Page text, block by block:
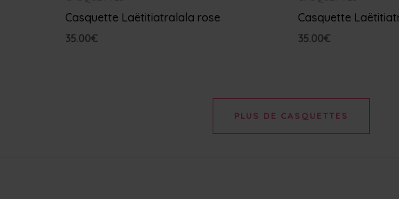
Casquette Laëtitiatralala rose
35.00€
Casquette
35.00€
PLUS DE CASQUETTES